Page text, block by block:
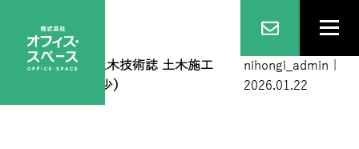
表紙１| ←総合土木技術誌 土木施工
2026年2月号（僅少）
nihongi_admin
2026.01.22